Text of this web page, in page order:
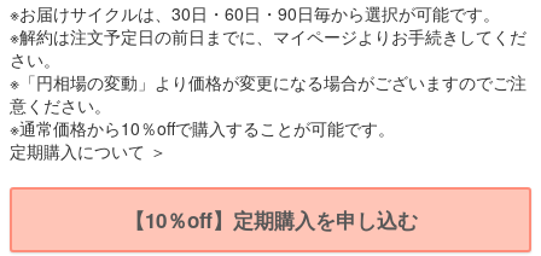
※お届けサイクルは、30日・60日・90日毎から選択が可能です。
※解約は注文予定日の前日までに、マイページよりお手続きしてくだ
さい。
※「円相場の変動」より価格が変更になる場合がございますのでご注
意ください。
※通常価格から10％offで購入することが可能です。
定期購入について ＞
【10％off】定期購入を申し込む